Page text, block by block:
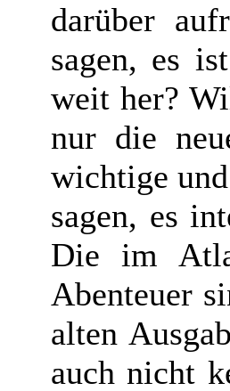
darüber
sagen, es
weit her?
nur die
wichtige
sagen, es
Die im
Abenteuer
alten
auch nicht